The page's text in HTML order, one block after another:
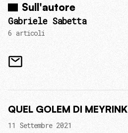
Sull'autore
Gabriele Sabetta
6 articoli
QUEL GOLEM DI MEYRINK
11 Settembre 2021